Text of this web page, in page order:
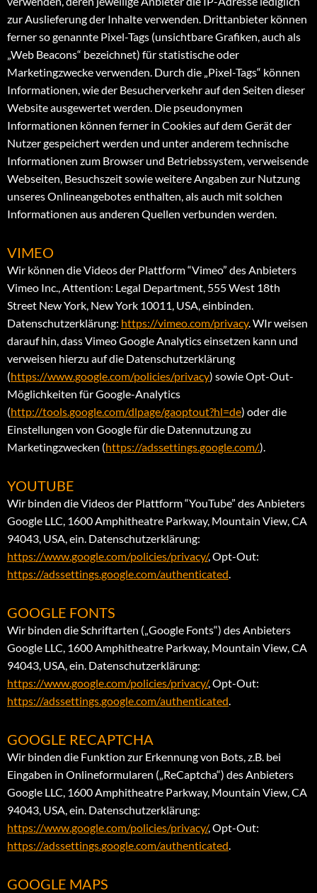
zur Auslieferung der Inhalte verwenden. Drittanbieter können
ferner so genannte Pixel-Tags (unsichtbare Grafiken, auch als
„Web Beacons“ bezeichnet) für statistische oder
Marketingzwecke verwenden. Durch die „Pixel-Tags“ können
Informationen, wie der Besucherverkehr auf den Seiten dieser
Website ausgewertet werden. Die pseudonymen
Informationen können ferner in Cookies auf dem Gerät der
Nutzer gespeichert werden und unter anderem technische
Informationen zum Browser und Betriebssystem, verweisende
Webseiten, Besuchszeit sowie weitere Angaben zur Nutzung
unseres Onlineangebotes enthalten, als auch mit solchen
Informationen aus anderen Quellen verbunden werden.
VIMEO
Wir können die Videos der Plattform “Vimeo” des Anbieters
Vimeo Inc., Attention: Legal Department, 555 West 18th
Street New York, New York 10011, USA, einbinden.
Datenschutzerklärung: https://vimeo.com/privacy. WIr weisen
darauf hin, dass Vimeo Google Analytics einsetzen kann und
verweisen hierzu auf die Datenschutzerklärung
(https://www.google.com/policies/privacy) sowie Opt-Out-
Möglichkeiten für Google-Analytics
(http://tools.google.com/dlpage/gaoptout?hl=de) oder die
Einstellungen von Google für die Datennutzung zu
Marketingzwecken (https://adssettings.google.com/.).
YOUTUBE
Wir binden die Videos der Plattform “YouTube” des Anbieters
Google LLC, 1600 Amphitheatre Parkway, Mountain View, CA
94043, USA, ein. Datenschutzerklärung:
https://www.google.com/policies/privacy/, Opt-Out:
https://adssettings.google.com/authenticated.
GOOGLE FONTS
Wir binden die Schriftarten („Google Fonts“) des Anbieters
Google LLC, 1600 Amphitheatre Parkway, Mountain View, CA
94043, USA, ein. Datenschutzerklärung:
https://www.google.com/policies/privacy/, Opt-Out:
https://adssettings.google.com/authenticated.
GOOGLE RECAPTCHA
Wir binden die Funktion zur Erkennung von Bots, z.B. bei
Eingaben in Onlineformularen („ReCaptcha“) des Anbieters
Google LLC, 1600 Amphitheatre Parkway, Mountain View, CA
94043, USA, ein. Datenschutzerklärung:
https://www.google.com/policies/privacy/, Opt-Out:
https://adssettings.google.com/authenticated.
GOOGLE MAPS